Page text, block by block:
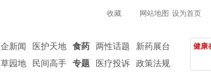
收藏 网站地图 设为首页
新闻 医护天地 食药 两性话题
新药展台
园地 民间高手 专题 医疗投诉 政策法规
健康